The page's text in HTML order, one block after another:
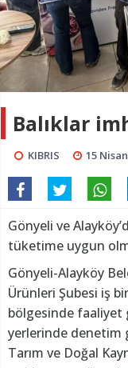
Balıklar
KIBRIS 15
Gönyeli ve
tüketime uygun
Gönyeli-Alayköy
Ürünleri Şubesi iş
bölgesinde faaliyet
yerlerinde denetim
Tarım ve Doğal